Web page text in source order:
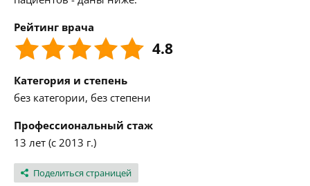
Рейтинг врача
4.8
Категория и степень
без категории, без степени
Профессиональный стаж
13 лет (с 2013 г.)
Поделиться страницей